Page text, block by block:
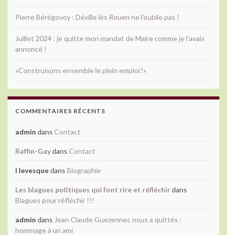
Pierre Bérégovoy : Déville lès Rouen ne l’oublie pas !
Juillet 2024 : je quitte mon mandat de Maire comme je l’avais
annoncé !
«Construisons ensemble le plein emploi !»
COMMENTAIRES RÉCENTS
admin dans Contact
Raffin-Gaydans Contact
l levesquedans Biographie
Les blagues politiques qui font rire et réfléchirdans
Blagues pour réfléchir !!!
admin dans Jean Claude Guezennec nous a quittés :
hommage à un ami